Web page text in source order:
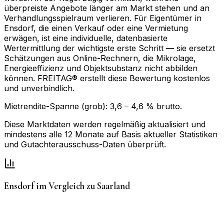
überpreiste Angebote länger am Markt stehen und an
Verhandlungsspielraum verlieren. Für Eigentümer in
Ensdorf, die einen Verkauf oder eine Vermietung
erwägen, ist eine individuelle, datenbasierte
Wertermittlung der wichtigste erste Schritt — sie ersetzt
Schätzungen aus Online-Rechnern, die Mikrolage,
Energieeffizienz und Objektsubstanz nicht abbilden
können. FREITAG® erstellt diese Bewertung kostenlos
und unverbindlich.
Mietrendite-Spanne (grob): 3,6 – 4,6 % brutto.
Diese Marktdaten werden regelmäßig aktualisiert und
mindestens alle 12 Monate auf Basis aktueller Statistiken
und Gutachterausschuss-Daten überprüft.
Ensdorfim Vergleich zu Saarland